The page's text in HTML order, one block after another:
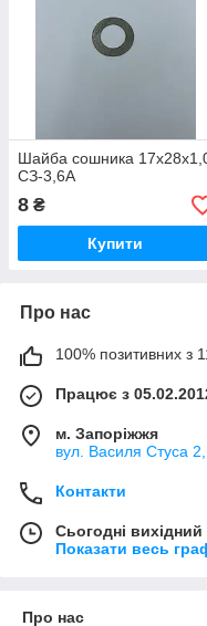
Шайба сошника
СЗ-3,6А
8 ₴
Купити
Про нас
100% позитивних з
Працює з
м. Запоріжжя
вул. Василя Стуса
Контакти
Сьогодні вихідний
Показати весь
Про нас